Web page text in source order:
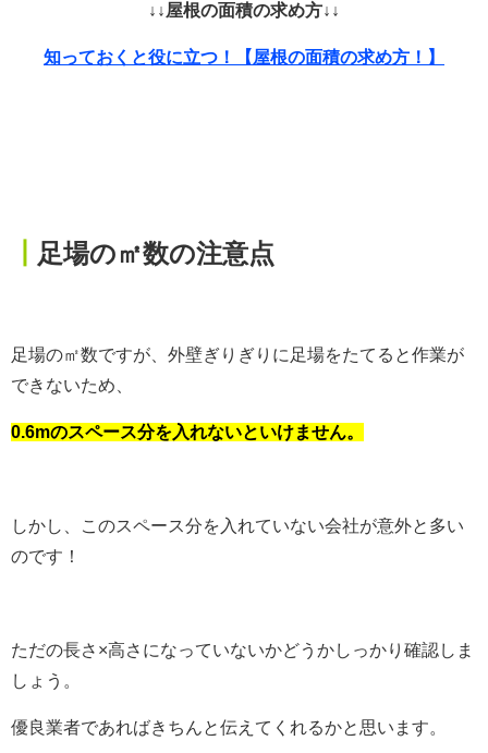
↓↓屋根の面積の求め方↓↓
知っておくと役に立つ！【屋根の面積の求め方！】
足場の㎡数の注意点
足場の㎡数ですが、外壁ぎりぎりに足場をたてると作業が
できないため、
0.6mのスペース分を入れないといけません。
しかし、このスペース分を入れていない会社が意外と多い
のです！
ただの長さ×高さになっていないかどうかしっかり確認しま
しょう。
優良業者であればきちんと伝えてくれるかと思います。